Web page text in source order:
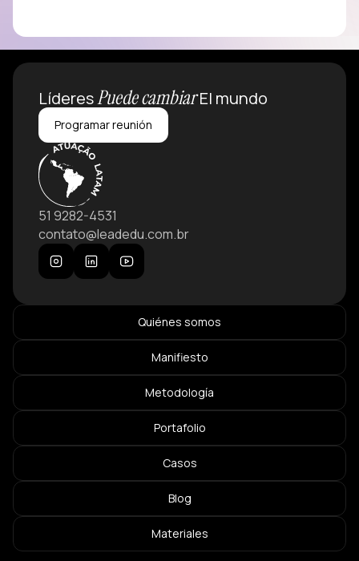
LíderesPuede cambiarEl mundo
Programar reunión
51 9282-4531
contato@leadedu.com.br
Quiénes somos
Manifiesto
Metodología
Portafolio
Casos
Blog
Materiales